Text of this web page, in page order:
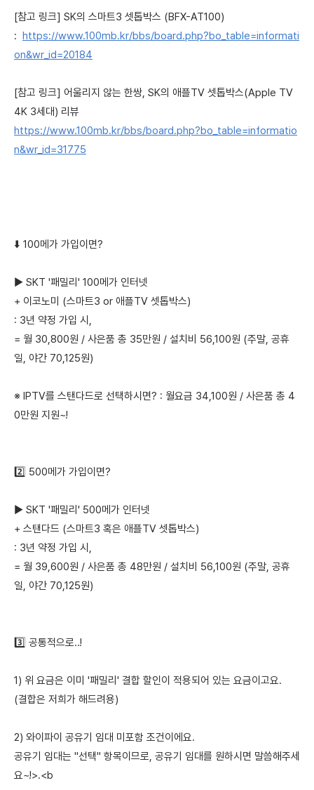
[참고 링크] SK의 스마트3 셋톱박스 (BFX-AT100)
: https://www.100mb.kr/bbs/board.php?bo_table=informati
on&wr_id=20184
[참고 링크] 어울리지 않는 한쌍, SK의 애플TV 셋톱박스(Apple TV
4K 3세대) 리뷰
https://www.100mb.kr/bbs/board.php?bo_table=informatio
n&wr_id=31775
⬇️ 100메가 가입이면?
▶ SKT '패밀리' 100메가 인터넷
+ 이코노미 (스마트3 or 애플TV 셋톱박스)
: 3년 약정 가입 시,
= 월 30,800원 / 사은품 총 35만원 / 설치비 56,100원 (주말, 공휴
일, 야간 70,125원)
※ IPTV를 스탠다드로 선택하시면? : 월요금 34,100원 / 사은품 총 4
0만원 지원~!
2️⃣ 500메가 가입이면?
▶ SKT '패밀리' 500메가 인터넷
+ 스탠다드 (스마트3 혹은 애플TV 셋톱박스)
: 3년 약정 가입 시,
= 월 39,600원 / 사은품 총 48만원 / 설치비 56,100원 (주말, 공휴
일, 야간 70,125원)
3️⃣ 공통적으로..!
1) 위 요금은 이미 '패밀리' 결합 할인이 적용되어 있는 요금이고요.
(결합은 저희가 해드려용)
2) 와이파이 공유기 임대 미포함 조건이에요.
공유기 임대는 "선택" 항목이므로, 공유기 임대를 원하시면 말씀해주세
요~!>.<b